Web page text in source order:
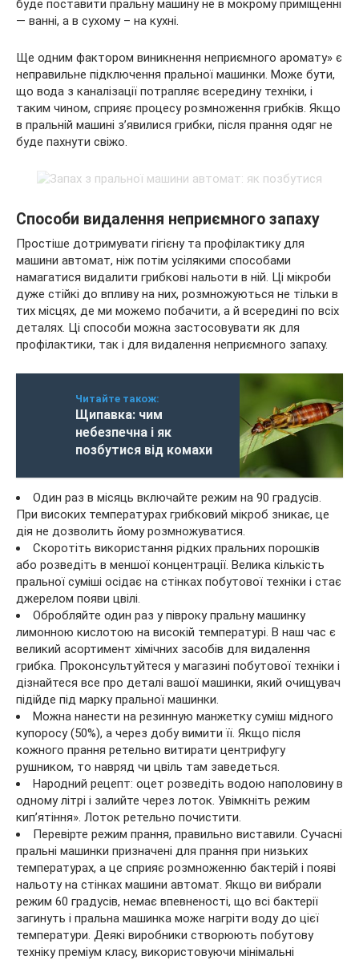
буде поставити пральну машину не в мокрому приміщенні
— ванні, а в сухому – на кухні.
Ще одним фактором виникнення неприємного аромату» є
неправильне підключення пральної машинки. Може бути,
що вода з каналізації потрапляє всередину техніки, і
таким чином, сприяє процесу розмноження грибків. Якщо
в пральній машині з’явилися грибки, після прання одяг не
буде пахнути свіжо.
Способи видалення неприємного запаху
Простіше дотримувати гігієну та профілактику для
машини автомат, ніж потім усілякими способами
намагатися видалити грибкові нальоти в ній. Ці мікроби
дуже стійкі до впливу на них, розмножуються не тільки в
тих місцях, де ми можемо побачити, а й всередині по всіх
деталях. Ці способи можна застосовувати як для
профілактики, так і для видалення неприємного запаху.
Читайте також:
Щипавка: чим
небезпечна і як
позбутися від комахи
Один раз в місяць включайте режим на 90 градусів.
При високих температурах грибковий мікроб зникає, це
дія не дозволить йому розмножуватися.
Скоротіть використання рідких пральних порошків
або розведіть в меншої концентрації. Велика кількість
пральної суміші осідає на стінках побутової техніки і стає
джерелом появи цвілі.
Обробляйте один раз у півроку пральну машинку
лимонною кислотою на високій температурі. В наш час є
великий асортимент хімічних засобів для видалення
грибка. Проконсультуйтеся у магазині побутової техніки і
дізнайтеся все про деталі вашої машинки, який очищувач
підійде під марку пральної машинки.
Можна нанести на резинную манжетку суміш мідного
купоросу (50%), а через добу вимити її. Якщо після
кожного прання ретельно витирати центрифугу
рушником, то навряд чи цвіль там заведеться.
Народний рецепт: оцет розведіть водою наполовину в
одному літрі і залийте через лоток. Увімкніть режим
кип’ятіння». Лоток ретельно почистити.
Перевірте режим прання, правильно виставили. Сучасні
пральні машинки призначені для прання при низьких
температурах, а це сприяє розмноженню бактерій і появі
нальоту на стінках машини автомат. Якщо ви вибрали
режим 60 градусів, немає впевненості, що всі бактерії
загинуть і пральна машинка може нагріти воду до цієї
температури. Деякі виробники створюють побутову
техніку преміум класу, використовуючи мінімальні